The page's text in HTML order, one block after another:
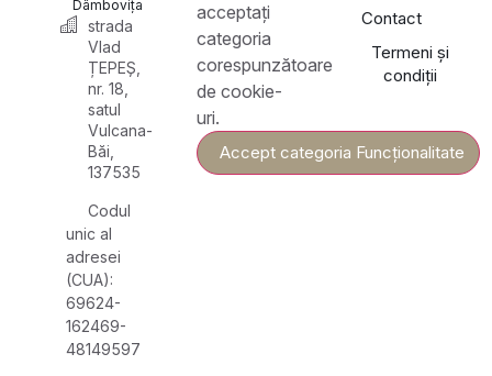
Dâmbovița
strada
Vlad
ȚEPEȘ,
nr. 18,
satul
Vulcana-
Băi,
137535
Codul
unic al
adresei
(CUA):
69624-
162469-
48149597
acceptați
categoria
corespunzătoare
de cookie-
uri.
Accept categoria Funcționalitate
Contact
Termeni și
condiții